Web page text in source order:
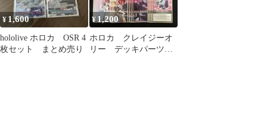
¥ 1,600
hololive ホロカ OSR 4
枚セット まとめ売り
¥ 1,200
ホロカ クレイジーオ
リー デッキパーツ各